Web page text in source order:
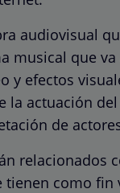
audiovisual
musical que
y efectos
la actuación
de
relacionados
tienen como fin